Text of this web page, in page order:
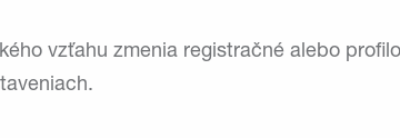
vzťahu zmenia registračné alebo